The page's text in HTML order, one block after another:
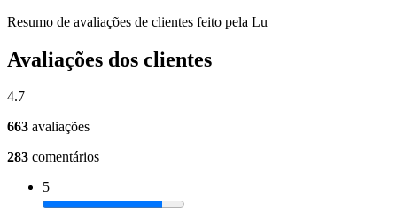
Resumo de avaliações de clientes feito pela Lu
Avaliações dos clientes
4.7
663 avaliações
283 comentários
5